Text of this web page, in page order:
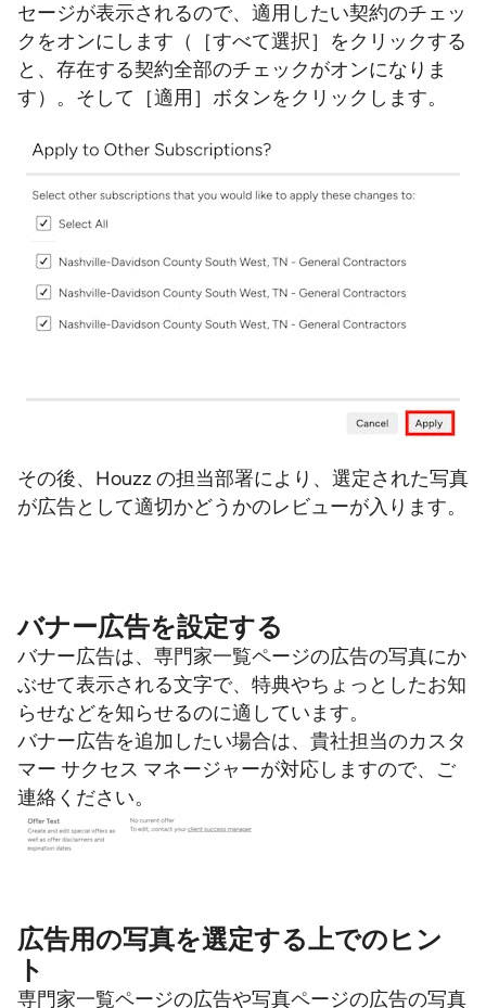
セージが表示されるので、適用したい契約のチェッ
クをオンにします（［すべて選択］をクリックする
と、存在する契約全部のチェックがオンになりま
す）。そして［適用］ボタンをクリックします。
その後、Houzz の担当部署により、選定された写真
が広告として適切かどうかのレビューが入ります。
バナー広告を設定する
バナー広告は、専門家一覧ページの広告の写真にか
ぶせて表示される文字で、特典やちょっとしたお知
らせなどを知らせるのに適しています。
バナー広告を追加したい場合は、貴社担当のカスタ
マー サクセス マネージャーが対応しますので、ご
連絡ください。
広告用の写真を選定する上でのヒン
ト
専門家一覧ページの広告や写真ページの広告の写真